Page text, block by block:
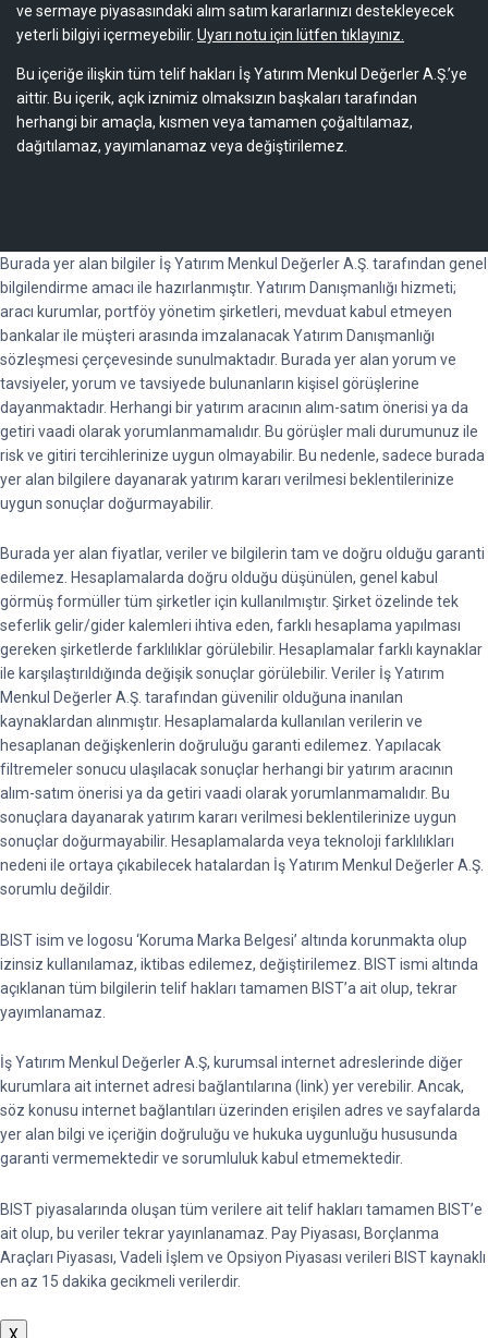
ve sermaye piyasasındaki alım satım kararlarınızı destekleyecek
yeterli bilgiyi içermeyebilir. Uyarı notu için lütfen tıklayınız.
Bu içeriğe ilişkin tüm telif hakları İş Yatırım Menkul Değerler A.Ş.’ye
aittir. Bu içerik, açık iznimiz olmaksızın başkaları tarafından
herhangi bir amaçla, kısmen veya tamamen çoğaltılamaz,
dağıtılamaz, yayımlanamaz veya değiştirilemez.
Burada yer alan bilgiler İş Yatırım Menkul Değerler A.Ş. tarafından genel
bilgilendirme amacı ile hazırlanmıştır. Yatırım Danışmanlığı hizmeti;
aracı kurumlar, portföy yönetim şirketleri, mevduat kabul etmeyen
bankalar ile müşteri arasında imzalanacak Yatırım Danışmanlığı
sözleşmesi çerçevesinde sunulmaktadır. Burada yer alan yorum ve
tavsiyeler, yorum ve tavsiyede bulunanların kişisel görüşlerine
dayanmaktadır. Herhangi bir yatırım aracının alım-satım önerisi ya da
getiri vaadi olarak yorumlanmamalıdır. Bu görüşler mali durumunuz ile
risk ve gitiri tercihlerinize uygun olmayabilir. Bu nedenle, sadece burada
yer alan bilgilere dayanarak yatırım kararı verilmesi beklentilerinize
uygun sonuçlar doğurmayabilir.
Burada yer alan fiyatlar, veriler ve bilgilerin tam ve doğru olduğu garanti
edilemez. Hesaplamalarda doğru olduğu düşünülen, genel kabul
görmüş formüller tüm şirketler için kullanılmıştır. Şirket özelinde tek
seferlik gelir/gider kalemleri ihtiva eden, farklı hesaplama yapılması
gereken şirketlerde farklılıklar görülebilir. Hesaplamalar farklı kaynaklar
ile karşılaştırıldığında değişik sonuçlar görülebilir. Veriler İş Yatırım
Menkul Değerler A.Ş. tarafından güvenilir olduğuna inanılan
kaynaklardan alınmıştır. Hesaplamalarda kullanılan verilerin ve
hesaplanan değişkenlerin doğruluğu garanti edilemez. Yapılacak
filtremeler sonucu ulaşılacak sonuçlar herhangi bir yatırım aracının
alım-satım önerisi ya da getiri vaadi olarak yorumlanmamalıdır. Bu
sonuçlara dayanarak yatırım kararı verilmesi beklentilerinize uygun
sonuçlar doğurmayabilir. Hesaplamalarda veya teknoloji farklılıkları
nedeni ile ortaya çıkabilecek hatalardan İş Yatırım Menkul Değerler A.Ş.
sorumlu değildir.
BIST isim ve logosu ‘Koruma Marka Belgesi’ altında korunmakta olup
izinsiz kullanılamaz, iktibas edilemez, değiştirilemez. BIST ismi altında
açıklanan tüm bilgilerin telif hakları tamamen BIST’a ait olup, tekrar
yayımlanamaz.
İş Yatırım Menkul Değerler A.Ş, kurumsal internet adreslerinde diğer
kurumlara ait internet adresi bağlantılarına (link) yer verebilir. Ancak,
söz konusu internet bağlantıları üzerinden erişilen adres ve sayfalarda
yer alan bilgi ve içeriğin doğruluğu ve hukuka uygunluğu hususunda
garanti vermemektedir ve sorumluluk kabul etmemektedir.
BIST piyasalarında oluşan tüm verilere ait telif hakları tamamen BIST’e
ait olup, bu veriler tekrar yayınlanamaz. Pay Piyasası, Borçlanma
Araçları Piyasası, Vadeli İşlem ve Opsiyon Piyasası verileri BIST kaynaklı
en az 15 dakika gecikmeli verilerdir.